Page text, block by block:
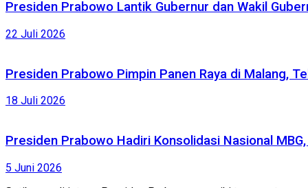
Presiden Prabowo Lantik Gubernur dan Wakil
22 Juli 2026
Presiden Prabowo Pimpin Panen Raya di Malang,
18 Juli 2026
Presiden Prabowo Hadiri Konsolidasi Nasional
5 Juni 2026